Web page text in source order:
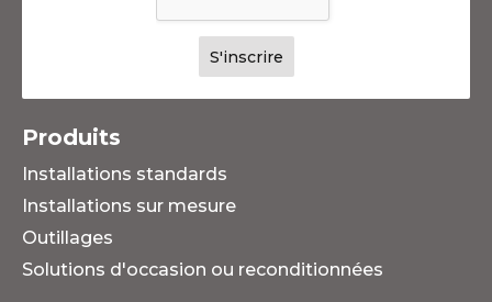
Produits
Installations standards
Installations sur mesure
Outillages
Solutions d'occasion ou reconditionnées